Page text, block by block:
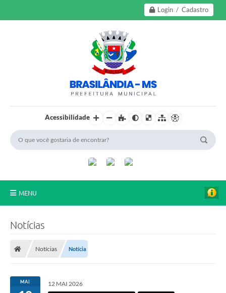
Login / Cadastro
Acessibilidade
MENU
Transparência
Notícias
Notícias Notícia
MAI 12 MAI 2026